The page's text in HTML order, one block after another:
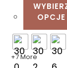
OPCJE
+7 More